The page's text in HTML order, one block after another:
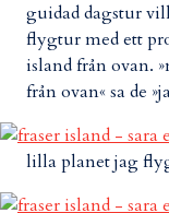
guidad dagstur
flygtur med ett
island från ovan.
från ovan« sa de
lilla planet jag